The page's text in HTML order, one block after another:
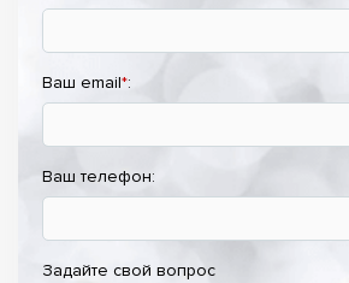
Ваш email*:
Ваш телефон:
Задайте свой вопрос